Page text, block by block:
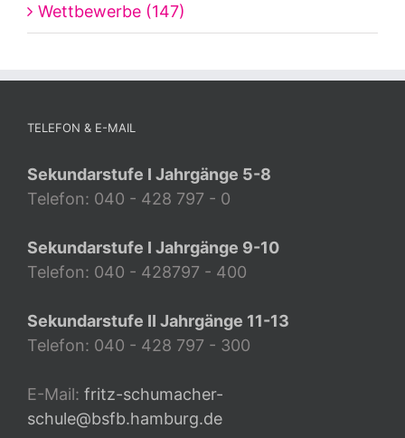
Wettbewerbe (147)
TELEFON & E-MAIL
Sekundarstufe I Jahrgänge 5-8
Telefon: 040 - 428 797 - 0
Sekundarstufe I Jahrgänge 9-10
Telefon: 040 - 428797 - 400
Sekundarstufe II Jahrgänge 11-13
Telefon: 040 - 428 797 - 300
E-Mail: fritz-schumacher-
schule@bsfb.hamburg.de